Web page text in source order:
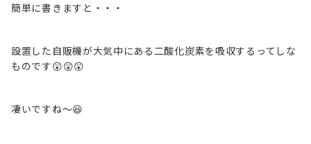
簡単に書きますと・・・
設置した自販機が大気中にある二酸化炭素を吸収するってしな
ものです😲😲😲
凄いですね～😆